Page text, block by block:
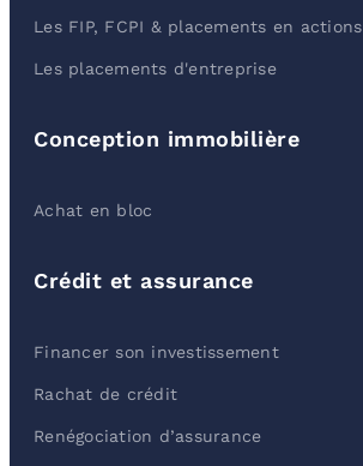
Les FIP, FCPI & placements en actions
Les placements d'entreprise
Conception immobilière
Achat en bloc
Crédit et assurance
Financer son investissement
Rachat de crédit
Renégociation d’assurance